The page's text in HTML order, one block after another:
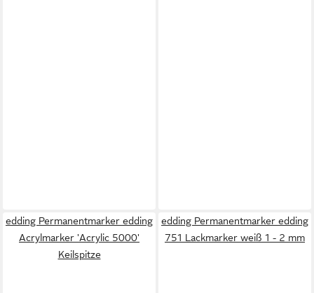
edding Permanentmarker edding
Acrylmarker 'Acrylic 5000'
Keilspitze
edding Permanentmarker edding
751 Lackmarker weiß 1 - 2 mm